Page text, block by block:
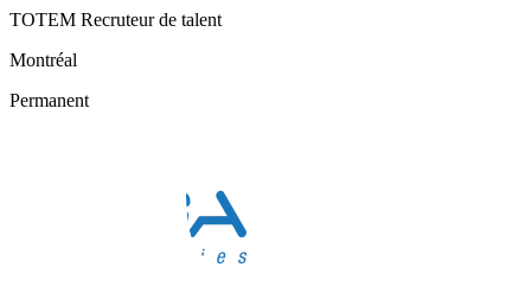
TOTEM Recruteur de talent
Montréal
Permanent